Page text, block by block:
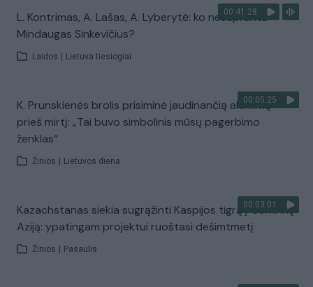
00:41:28
L. Kontrimas, A. Lašas, A. Lyberytė: ko nesupranta
Mindaugas Sinkevičius?
Laidos Lietuva tiesiogiai
00:05:25
K. Prunskienės brolis prisiminė jaudinančią akimirką
prieš mirtį: „Tai buvo simbolinis mūsų pagerbimo
ženklas“
Žinios Lietuvos diena
00:03:01
Kazachstanas siekia sugrąžinti Kaspijos tigrą į Centrinę
Aziją: ypatingam projektui ruoštasi dešimtmetį
Žinios Pasaulis